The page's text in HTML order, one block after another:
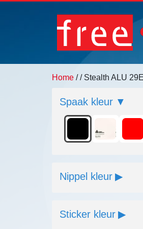
Home // Stealth ALU
Spaak kleur
Nippel kleur
Sticker kleur